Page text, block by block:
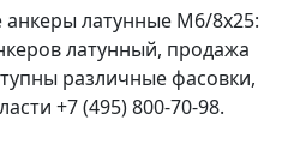
латунные M6/8x25:
латунный, продажа
различные фасовки,
+7 (495) 800-70-98.